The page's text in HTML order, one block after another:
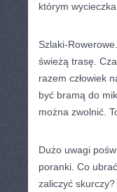
którym
Szlaki-
świeżą trasę.
razem człowiek
być bramą do
można zwolnić.
Dużo uwagi
poranki. Co
zaliczyć